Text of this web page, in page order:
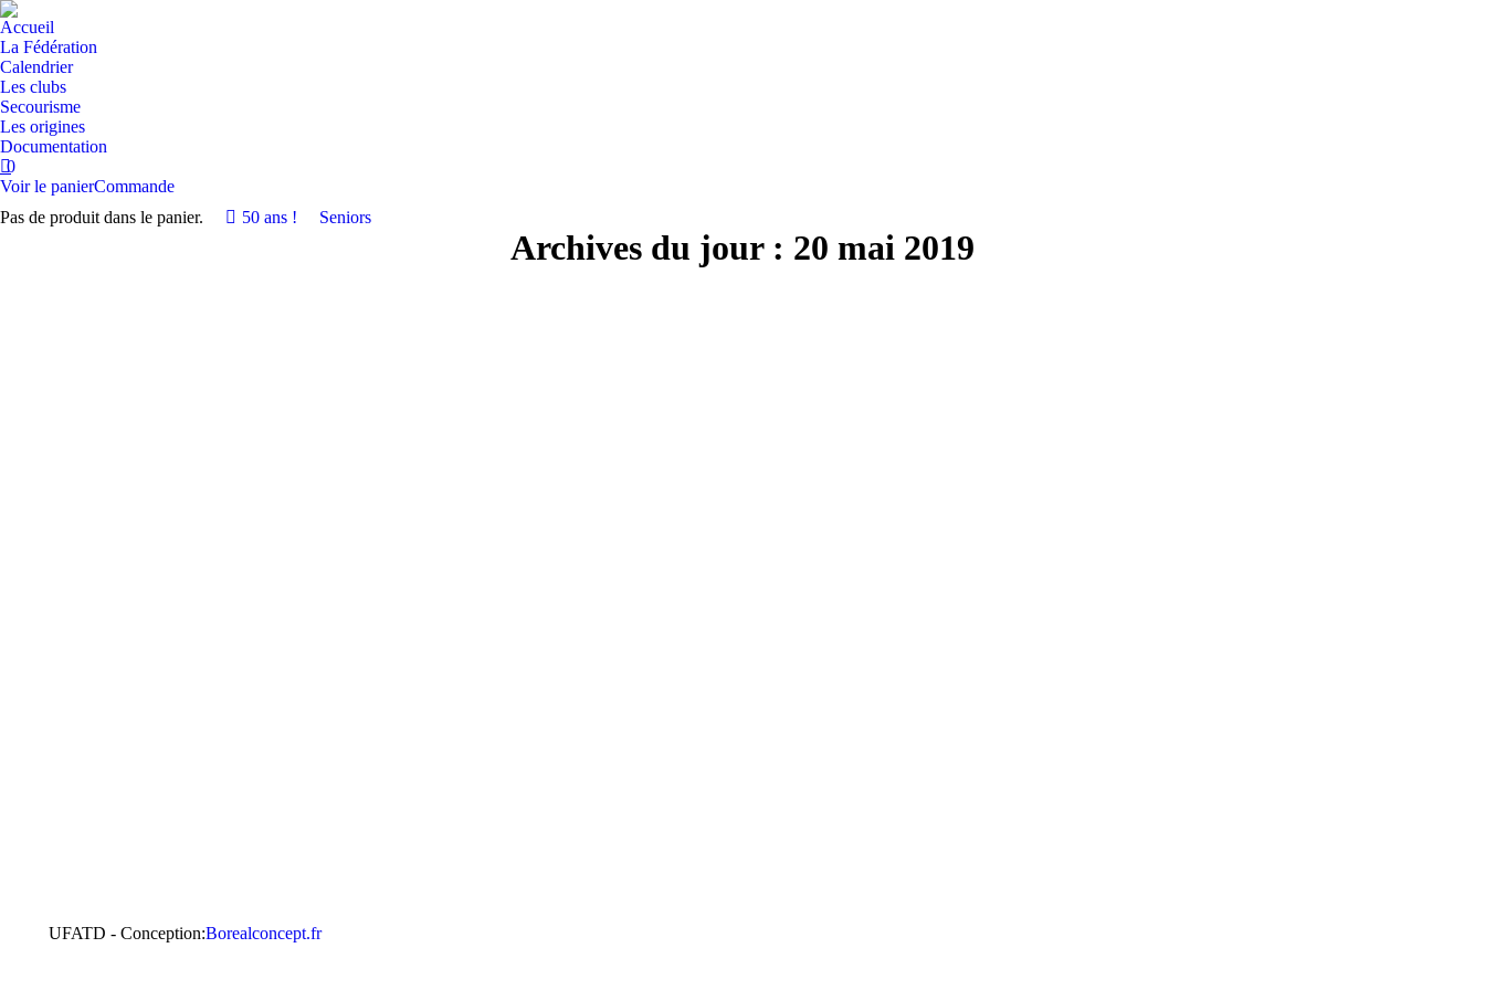
Accueil
La Fédération
Calendrier
Les clubs
Secourisme
Les origines
Documentation
0
Voir le panierCommande
Pas de produit dans le panier.
50 ans ! Seniors
Archives du jour : 20 mai 2019
UFATD - Conception:Borealconcept.fr